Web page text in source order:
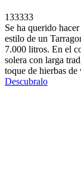
133333
Se ha querido
estilo de un
7.000 litros. En el
solera con larga
toque de hierbas
Descubralo